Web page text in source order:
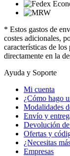
* Estos gastos de
costes adicionales,
características de
directamente en la
Ayuda y Soporte
Mi cuenta
¿Cómo hago
Modalidades
Envío y
Devolución
Ofertas y
¿Necesitas
Empresas